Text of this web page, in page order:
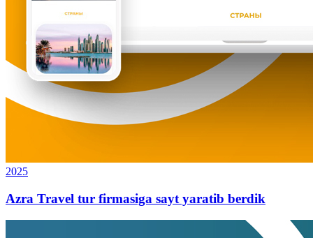
2025
Azra Travel tur firmasiga sayt yaratib berdik